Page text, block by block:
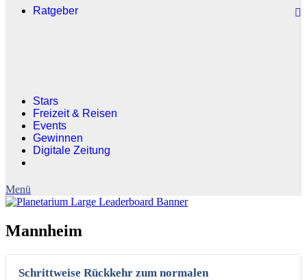
Ratgeber
Stars
Freizeit & Reisen
Events
Gewinnen
Digitale Zeitung
Mannheim
Schrittweise Rückkehr zum normalen